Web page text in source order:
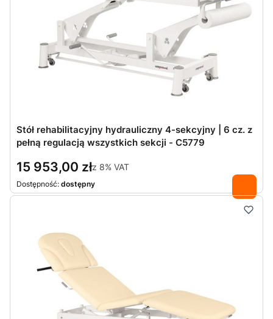
Stół rehabilitacyjny hydrauliczny 4-sekcyjny | 6 cz. z
pełną regulacją wszystkich sekcji - C5779
15 953,00 złz 8% VAT
Dostępność: dostępny